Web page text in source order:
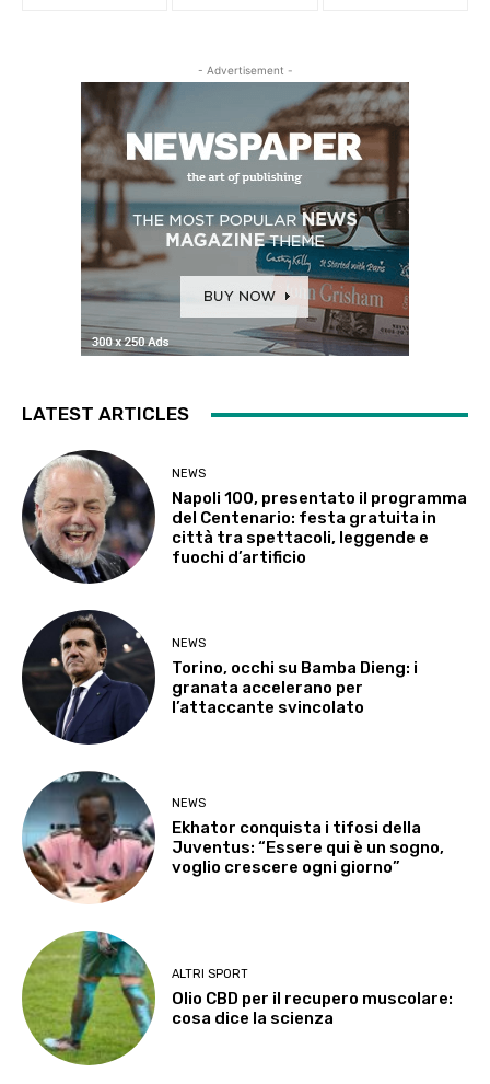
- Advertisement -
LATEST ARTICLES
NEWS
Napoli 100, presentato il programma
del Centenario: festa gratuita in
città tra spettacoli, leggende e
fuochi d’artificio
NEWS
Torino, occhi su Bamba Dieng: i
granata accelerano per
l’attaccante svincolato
NEWS
Ekhator conquista i tifosi della
Juventus: “Essere qui è un sogno,
voglio crescere ogni giorno”
ALTRI SPORT
Olio CBD per il recupero muscolare:
cosa dice la scienza